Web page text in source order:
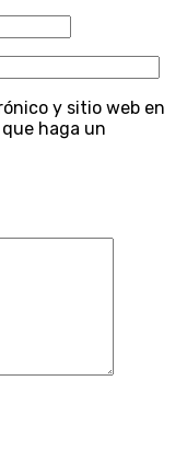
y sitio web en
haga un